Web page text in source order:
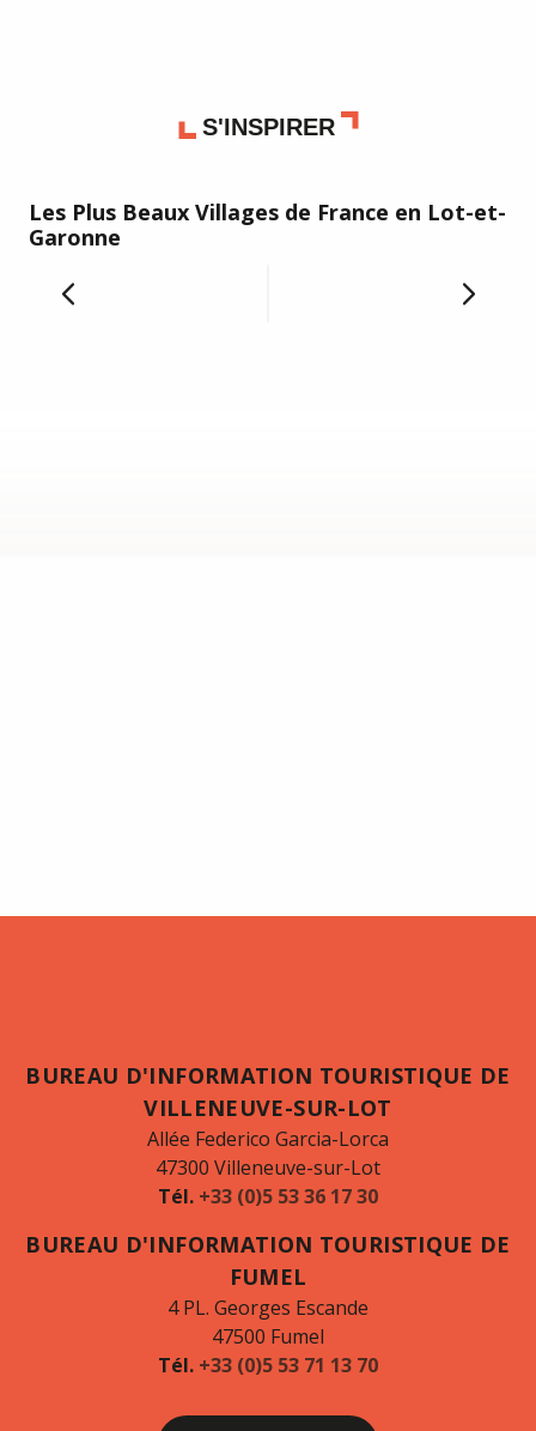
S'INSPIRER
Les Plus Beaux Villages de France en Lot-et-
Garonne
BUREAU D'INFORMATION TOURISTIQUE DE
VILLENEUVE-SUR-LOT
Allée Federico Garcia-Lorca
47300 Villeneuve-sur-Lot
Tél. +33 (0)5 53 36 17 30
BUREAU D'INFORMATION TOURISTIQUE DE
FUMEL
4 PL. Georges Escande
47500 Fumel
Tél. +33 (0)5 53 71 13 70